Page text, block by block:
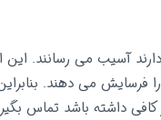
آسیب می رسانند.
می دهند.
داشته باشد تماس